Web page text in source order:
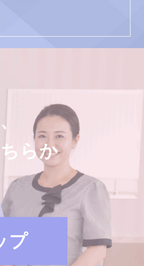
らか
プ